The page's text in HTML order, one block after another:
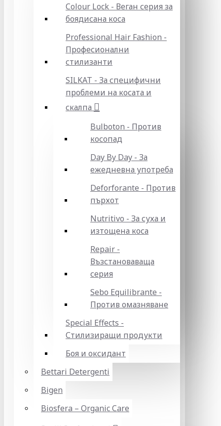
Colour Lock - Веган серия за
боядисана коса
Professional Hair Fashion -
Професионални
стилизанти
SILKAT - За специфични
проблеми на косата и
скалпа
Bulboton - Против
косопад
Day By Day - За
ежедневна употреба
Deforforante - Против
пърхот
Nutritivo - За суха и
изтощена коса
Repair -
Възстановаваща
серия
Sebo Equilibrante -
Против омазняване
Special Effects -
Стилизиращи продукти
Боя и оксидант
Bettari Detergenti
Bigen
Biosfera – Organic Care